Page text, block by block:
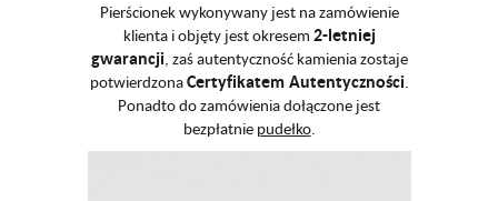
Pierścionek wykonywany jest na zamówienie
klienta i objęty jest okresem 2-letniej
gwarancji, zaś autentyczność kamienia zostaje
potwierdzonaCertyfikatem Autentyczności.
Ponadto do zamówienia dołączone jest
bezpłatnie pudełko.